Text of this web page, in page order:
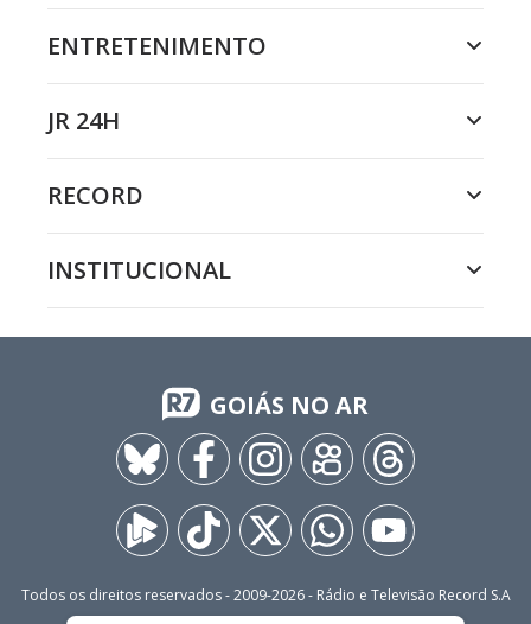
ENTRETENIMENTO
JR 24H
RECORD
INSTITUCIONAL
GOIÁS NO AR
Todos os direitos reservados - 2009-2026- Rádio e Televisão Record S.A